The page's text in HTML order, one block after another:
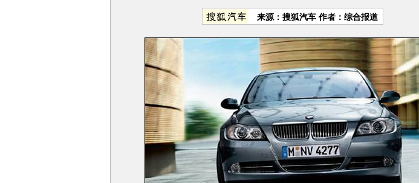
来源：搜狐汽车 作者：综合报道